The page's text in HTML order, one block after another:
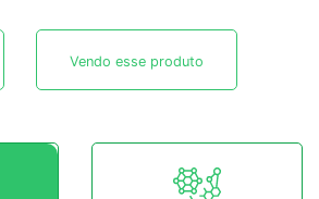
Vendo esse produto